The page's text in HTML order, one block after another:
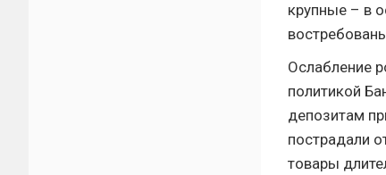
крупные – в
Ослабление
политикой
депозитам
пострадали
товары